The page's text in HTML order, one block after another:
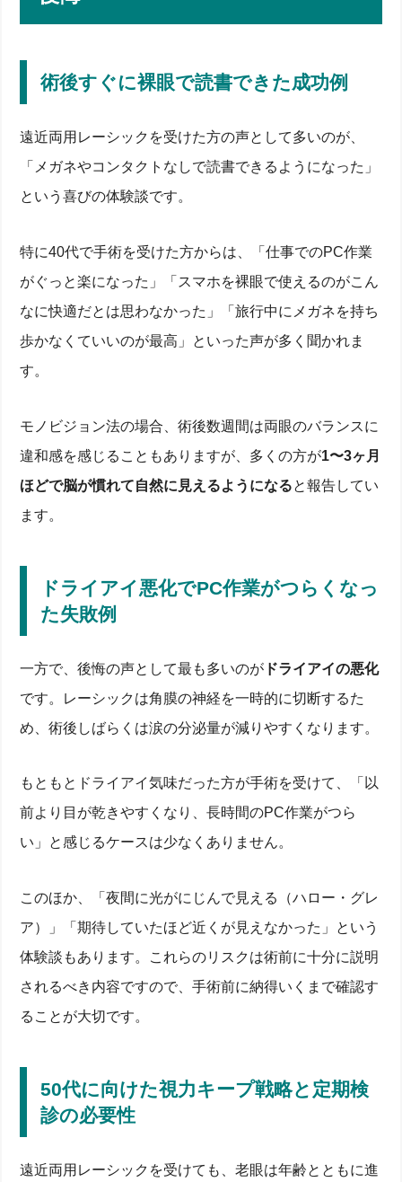
術後すぐに裸眼で読書できた成功例
遠近両用レーシックを受けた方の声として多いのが、
「メガネやコンタクトなしで読書できるようになった」
という喜びの体験談です。
特に40代で手術を受けた方からは、「仕事でのPC作業
がぐっと楽になった」「スマホを裸眼で使えるのがこん
なに快適だとは思わなかった」「旅行中にメガネを持ち
歩かなくていいのが最高」といった声が多く聞かれま
す。
モノビジョン法の場合、術後数週間は両眼のバランスに
違和感を感じることもありますが、多くの方が1〜3ヶ月
ほどで脳が慣れて自然に見えるようになると報告してい
ます。
ドライアイ悪化でPC作業がつらくなっ
た失敗例
一方で、後悔の声として最も多いのが ドライアイの悪化
です。レーシックは角膜の神経を一時的に切断するた
め、術後しばらくは涙の分泌量が減りやすくなります。
もともとドライアイ気味だった方が手術を受けて、「以
前より目が乾きやすくなり、長時間のPC作業がつら
い」と感じるケースは少なくありません。
このほか、「夜間に光がにじんで見える（ハロー・グレ
ア）」「期待していたほど近くが見えなかった」という
体験談もあります。これらのリスクは術前に十分に説明
されるべき内容ですので、手術前に納得いくまで確認す
ることが大切です。
50代に向けた視力キープ戦略と定期検
診の必要性
遠近両用レーシックを受けても、老眼は年齢とともに進